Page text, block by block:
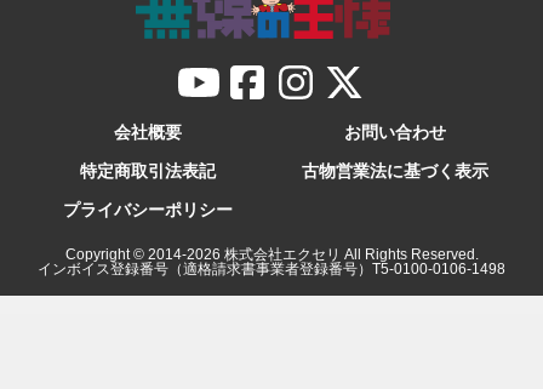
会社概要
お問い合わせ
特定商取引法表記
古物営業法に基づく表示
プライバシーポリシー
Copyright © 2014-2026 株式会社エクセリ All Rights Reserved.
インボイス登録番号（適格請求書事業者登録番号）T5-0100-0106-1498